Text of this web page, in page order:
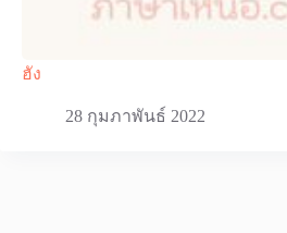
ฮัง
28 กุมภาพันธ์ 2022